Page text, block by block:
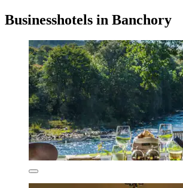
Businesshotels in Banchory